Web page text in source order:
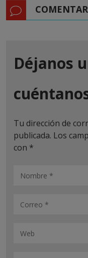
Déjanos
Tu dirección de
publicada. Los
con *